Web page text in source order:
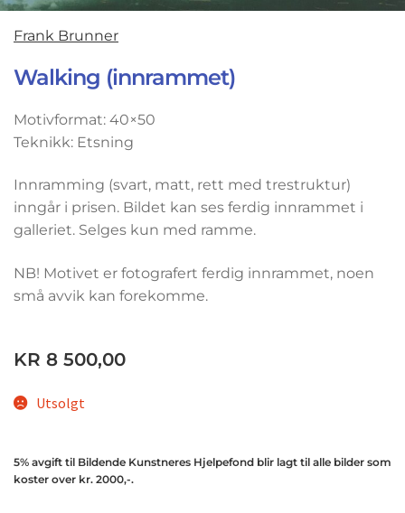
Frank Brunner
Walking (innrammet)
Motivformat: 40×50
Teknikk: Etsning
Innramming (svart, matt, rett med trestruktur)
inngår i prisen. Bildet kan ses ferdig innrammet i
galleriet. Selges kun med ramme.
NB! Motivet er fotografert ferdig innrammet, noen
små avvik kan forekomme.
KR 8 500,00
Utsolgt
5% avgift til Bildende Kunstneres Hjelpefond blir lagt til alle bilder som
koster over kr. 2000,-.